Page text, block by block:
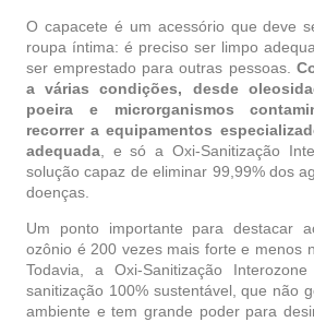
O capacete é um acessório que deve
roupa íntima: é preciso ser limpo
ser emprestado para outras pessoas.
a várias condições, desde
poeira e microrganismos
recorrer a equipamentos
adequada , e só a Oxi-Sanitização
solução capaz de eliminar 99,99% dos
doenças.
Um ponto importante para destacar
ozônio é 200 vezes mais forte e menos
Todavia, a Oxi-Sanitização
sanitização 100% sustentável, que não
ambiente e tem grande poder para